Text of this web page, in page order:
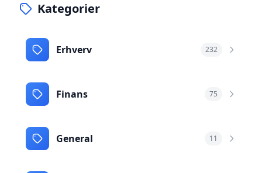
Kategorier
Erhverv 232
Finans 75
General 11